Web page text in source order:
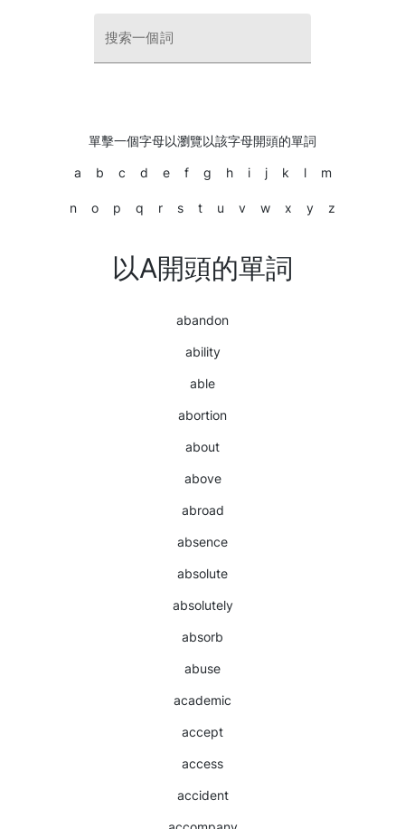
搜索一個詞
單擊一個字母以瀏覽以該字母開頭的單詞
a b c d e f g h i j k l m
n o p q r s t u v w x y z
以A開頭的單詞
abandon
ability
able
abortion
about
above
abroad
absence
absolute
absolutely
absorb
abuse
academic
accept
access
accident